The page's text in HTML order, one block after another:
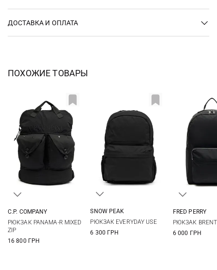
ДОСТАВКА И ОПЛАТА
ПОХОЖИЕ ТОВАРЫ
C.P. COMPANY
РЮКЗАК PANAMA-R MIXED
ZIP
16 800 ГРН
SNOW PEAK
РЮКЗАК EVERYDAY USE
6 300 ГРН
FRED PERRY
РЮКЗАК
6 000 ГРН